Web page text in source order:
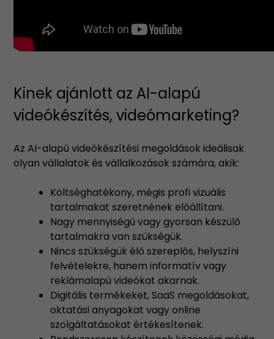
Kinek ajánlott az AI-alapú
videókészítés, videómarketing?
Az AI-alapú videókészítési megoldások ideálisak
olyan vállalatok és vállalkozások számára, akik:
Költséghatékony, mégis profi vizuális
tartalmakat szeretnének előállítani.
Nagy mennyiségű vagy gyorsan készülő
tartalmakra van szükségük.
Nincs szükségük élő szereplős, helyszíni
felvételekre, hanem informatív vagy
reklámalapú videókat akarnak.
Digitális termékeket, SaaS megoldásokat,
oktatási anyagokat vagy online
szolgáltatásokat értékesítenek.